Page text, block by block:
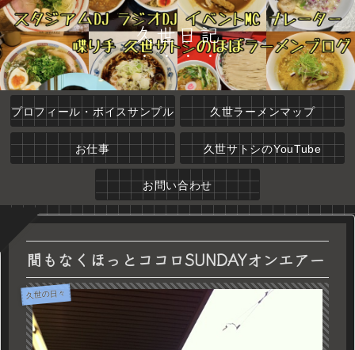
久世日記
プロフィール・ボイスサンプル 久世ラーメンマップ
お仕事 久世サトシのYouTube
お問い合わせ
間もなくほっとココロSUNDAYオンエアー
久世の日々